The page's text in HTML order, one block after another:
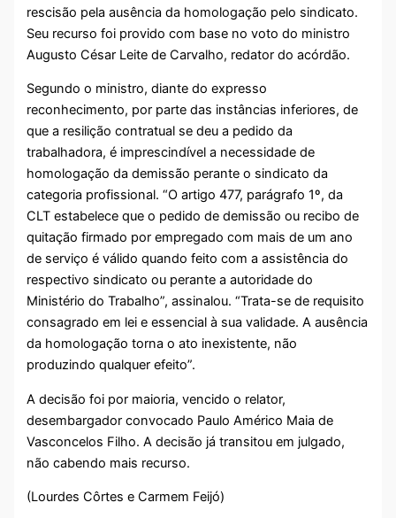
rescisão pela ausência da homologação pelo sindicato.
Seu recurso foi provido com base no voto do ministro
Augusto César Leite de Carvalho, redator do acórdão.
Segundo o ministro, diante do expresso
reconhecimento, por parte das instâncias inferiores, de
que a resilição contratual se deu a pedido da
trabalhadora, é imprescindível a necessidade de
homologação da demissão perante o sindicato da
categoria profissional. “O artigo 477, parágrafo 1º, da
CLT estabelece que o pedido de demissão ou recibo de
quitação firmado por empregado com mais de um ano
de serviço é válido quando feito com a assistência do
respectivo sindicato ou perante a autoridade do
Ministério do Trabalho”, assinalou. “Trata-se de requisito
consagrado em lei e essencial à sua validade. A ausência
da homologação torna o ato inexistente, não
produzindo qualquer efeito”.
A decisão foi por maioria, vencido o relator,
desembargador convocado Paulo Américo Maia de
Vasconcelos Filho. A decisão já transitou em julgado,
não cabendo mais recurso.
(Lourdes Côrtes e Carmem Feijó)